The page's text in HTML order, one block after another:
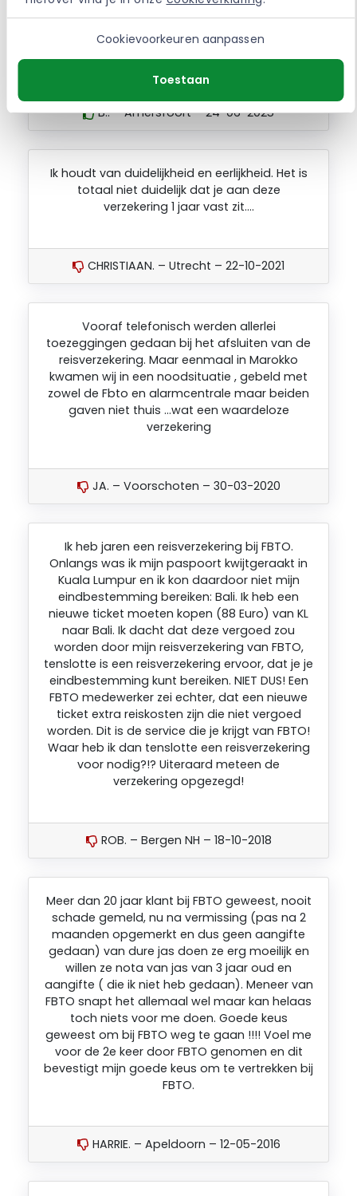
Cookievoorkeuren aanpassen
Toestaan
bergen etc… Kortom: waar je ook bent met je
koffer, je reisverzekering dekt hem niet! Ik hoop
op FBTO begrip van deze situatie. Dank alvast!
B.. – Amersfoort – 24-06-2025
Ik houdt van duidelijkheid en eerlijkheid. Het is
totaal niet duidelijk dat je aan deze
verzekering 1 jaar vast zit….
CHRISTIAAN. – Utrecht – 22-10-2021
Vooraf telefonisch werden allerlei
toezeggingen gedaan bij het afsluiten van de
reisverzekering. Maar eenmaal in Marokko
kwamen wij in een noodsituatie , gebeld met
zowel de Fbto en alarmcentrale maar beiden
gaven niet thuis …wat een waardeloze
verzekering
JA. – Voorschoten – 30-03-2020
Ik heb jaren een reisverzekering bij FBTO.
Onlangs was ik mijn paspoort kwijtgeraakt in
Kuala Lumpur en ik kon daardoor niet mijn
eindbestemming bereiken: Bali. Ik heb een
nieuwe ticket moeten kopen (88 Euro) van KL
naar Bali. Ik dacht dat deze vergoed zou
worden door mijn reisverzekering van FBTO,
tenslotte is een reisverzekering ervoor, dat je je
eindbestemming kunt bereiken. NIET DUS! Een
FBTO medewerker zei echter, dat een nieuwe
ticket extra reiskosten zijn die niet vergoed
worden. Dit is de service die je krijgt van FBTO!
Waar heb ik dan tenslotte een reisverzekering
voor nodig?!? Uiteraard meteen de
verzekering opgezegd!
ROB. – Bergen NH – 18-10-2018
Meer dan 20 jaar klant bij FBTO geweest, nooit
schade gemeld, nu na vermissing (pas na 2
maanden opgemerkt en dus geen aangifte
gedaan) van dure jas doen ze erg moeilijk en
willen ze nota van jas van 3 jaar oud en
aangifte ( die ik niet heb gedaan). Meneer van
FBTO snapt het allemaal wel maar kan helaas
toch niets voor me doen. Goede keus
geweest om bij FBTO weg te gaan !!!! Voel me
voor de 2e keer door FBTO genomen en dit
bevestigt mijn goede keus om te vertrekken bij
FBTO.
HARRIE. – Apeldoorn – 12-05-2016